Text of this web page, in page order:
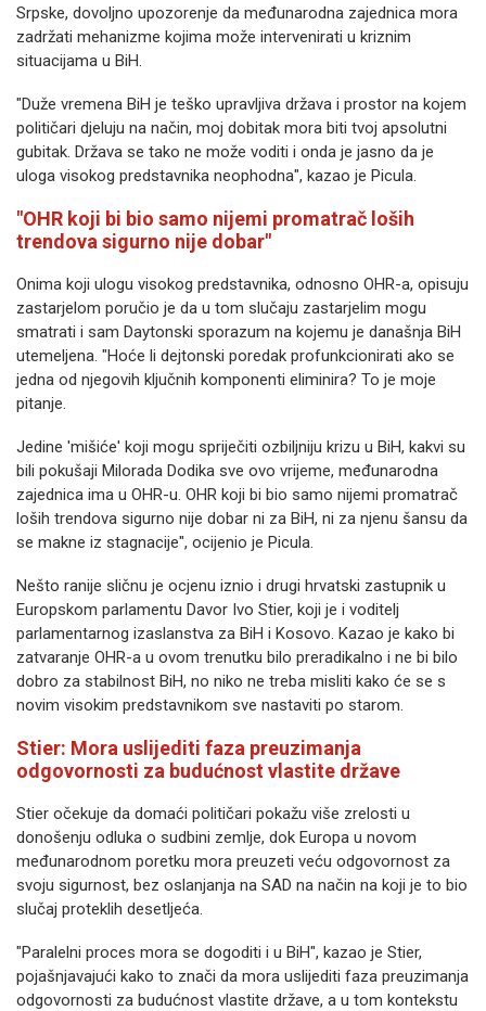
Srpske, dovoljno upozorenje da međunarodna zajednica mora
zadržati mehanizme kojima može intervenirati u kriznim
situacijama u BiH.
"Duže vremena BiH je teško upravljiva država i prostor na kojem
političari djeluju na način, moj dobitak mora biti tvoj apsolutni
gubitak. Država se tako ne može voditi i onda je jasno da je
uloga visokog predstavnika neophodna", kazao je Picula.
"OHR koji bi bio samo nijemi promatrač loših
trendova sigurno nije dobar"
Onima koji ulogu visokog predstavnika, odnosno OHR-a, opisuju
zastarjelom poručio je da u tom slučaju zastarjelim mogu
smatrati i sam Daytonski sporazum na kojemu je današnja BiH
utemeljena. "Hoće li dejtonski poredak profunkcionirati ako se
jedna od njegovih ključnih komponenti eliminira? To je moje
pitanje.
Jedine 'mišiće' koji mogu spriječiti ozbiljniju krizu u BiH, kakvi su
bili pokušaji Milorada Dodika sve ovo vrijeme, međunarodna
zajednica ima u OHR-u. OHR koji bi bio samo nijemi promatrač
loših trendova sigurno nije dobar ni za BiH, ni za njenu šansu da
se makne iz stagnacije", ocijenio je Picula.
Nešto ranije sličnu je ocjenu iznio i drugi hrvatski zastupnik u
Europskom parlamentu Davor Ivo Stier, koji je i voditelj
parlamentarnog izaslanstva za BiH i Kosovo. Kazao je kako bi
zatvaranje OHR-a u ovom trenutku bilo preradikalno i ne bi bilo
dobro za stabilnost BiH, no niko ne treba misliti kako će se s
novim visokim predstavnikom sve nastaviti po starom.
Stier: Mora uslijediti faza preuzimanja
odgovornosti za budućnost vlastite države
Stier očekuje da domaći političari pokažu više zrelosti u
donošenju odluka o sudbini zemlje, dok Europa u novom
međunarodnom poretku mora preuzeti veću odgovornost za
svoju sigurnost, bez oslanjanja na SAD na način na koji je to bio
slučaj proteklih desetljeća.
"Paralelni proces mora se dogoditi i u BiH", kazao je Stier,
pojašnjavajući kako to znači da mora uslijediti faza preuzimanja
odgovornosti za budućnost vlastite države, a u tom kontekstu